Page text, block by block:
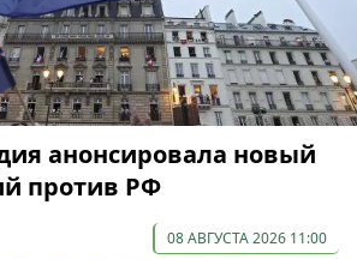
анонсировала новый
против РФ
08 АВГУСТА 2026 11:00